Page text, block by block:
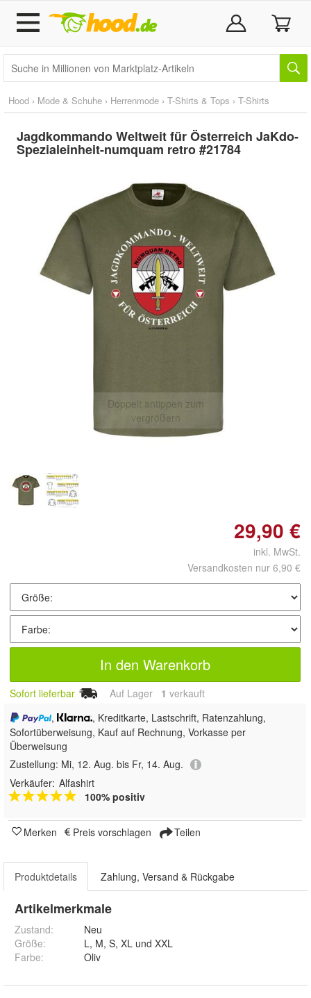
Hood › Mode & Schuhe › Herrenmode › T-Shirts & Tops › T-Shirts
Jagdkommando Weltweit für Österreich JaKdo-
Spezialeinheit-numquam retro #21784
Doppelt antippen zum
vergrößern
29,90 €
inkl. MwSt.
Versandkosten nur 6,90 €
In den Warenkorb
Sofort lieferbar Auf Lager 1 verkauft
,
, Kreditkarte, Lastschrift, Ratenzahlung,
Sofortüberweisung, Kauf auf Rechnung, Vorkasse per
Überweisung
Zustellung: Mi, 12. Aug. bis Fr, 14. Aug.
Verkäufer: Alfashirt
100% positiv
Merken Preis vorschlagen Teilen
Produktdetails Zahlung, Versand & Rückgabe
Artikelmerkmale
Zustand:
Neu
Größe:
L, M, S, XL und XXL
Farbe: Oliv